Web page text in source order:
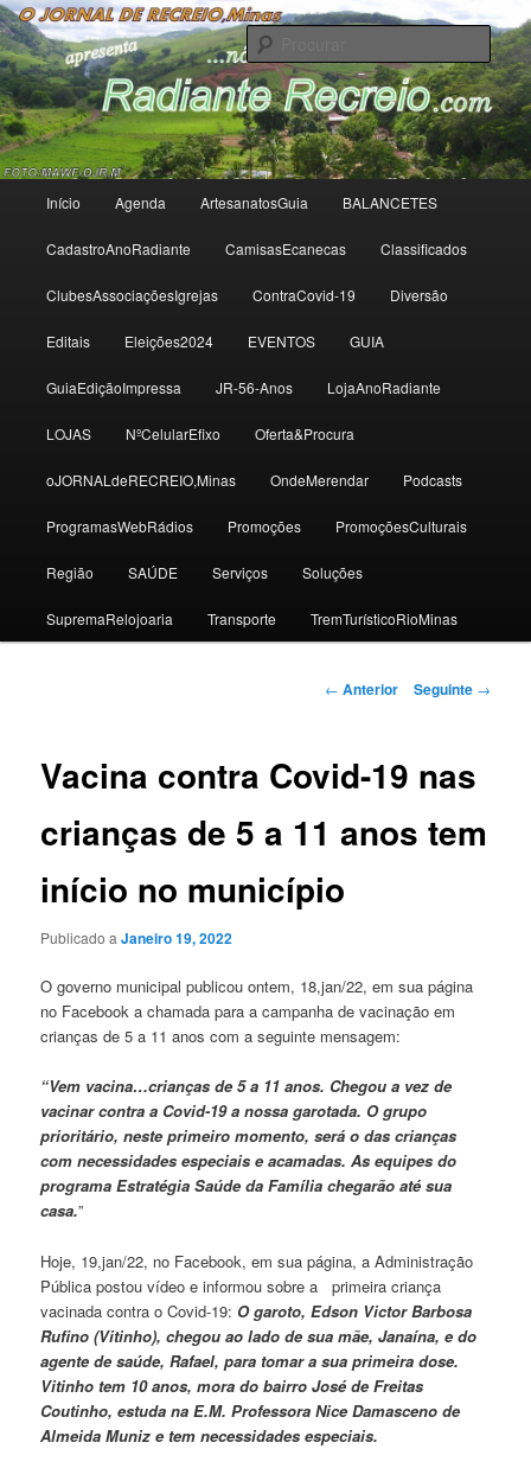
Radiante Recreio
Radiante Recreio
principal
Saltar
para
o
Início Agenda ArtesanatosGuia BALANCETES
CadastroAnoRadiante CamisasEcanecas Classificados
ClubesAssociaçõesIgrejas ContraCovid-19 Diversão
Editais Eleições2024 EVENTOS GUIA
GuiaEdiçãoImpressa JR-56-Anos LojaAnoRadiante
LOJAS NºCelularEfixo Oferta&Procura
oJORNALdeRECREIO,Minas OndeMerendar Podcasts
ProgramasWebRádios Promoções PromoçõesCulturais
Região SAÚDE Serviços Soluções
SupremaRelojoaria Transporte TremTurísticoRioMinas
Navegação
← Anterior Seguinte →
Vacina contra Covid-19 nas
crianças de 5 a 11 anos tem
início no município
Publicado aJaneiro 19, 2022
O governo municipal publicou ontem, 18,jan/22, em sua página
no Facebook a chamada para a campanha de vacinação em
crianças de 5 a 11 anos com a seguinte mensagem:
“Vem vacina…crianças de 5 a 11 anos. Chegou a vez de
vacinar contra a Covid-19 a nossa garotada. O grupo
prioritário, neste primeiro momento, será o das crianças
com necessidades especiais e acamadas. As equipes do
programa Estratégia Saúde da Família chegarão até sua
casa.”
Hoje, 19,jan/22, no Facebook, em sua página, a Administração
Pública postou vídeo e informou sobre a primeira criança
vacinada contra o Covid-19: O garoto, Edson Victor Barbosa
Rufino (Vitinho), chegou ao lado de sua mãe, Janaína, e do
agente de saúde, Rafael, para tomar a sua primeira dose.
Vitinho tem 10 anos, mora do bairro José de Freitas
Coutinho, estuda na E.M. Professora Nice Damasceno de
Almeida Muniz e tem necessidades especiais.